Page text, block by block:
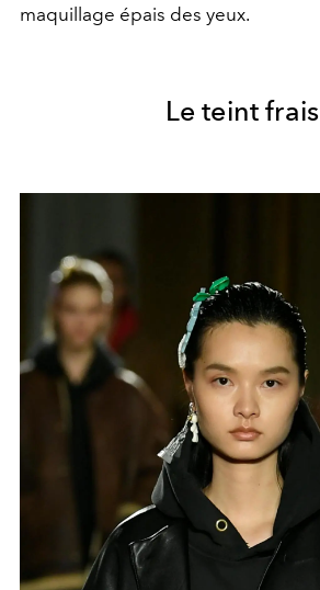
maquillage épais des yeux.
Le teint frais